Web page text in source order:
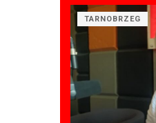
TARNOBRZEG